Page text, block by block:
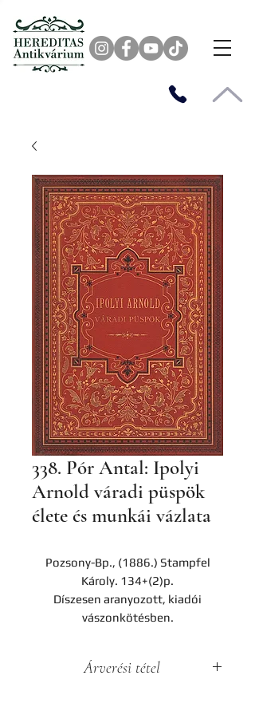
338. Pór Antal: Ipolyi
Arnold váradi püspök
élete és munkái vázlata
Pozsony-Bp., (1886.) Stampfel
Károly. 134+(2)p.
Díszesen aranyozott, kiadói
vászonkötésben.
Árverési tétel